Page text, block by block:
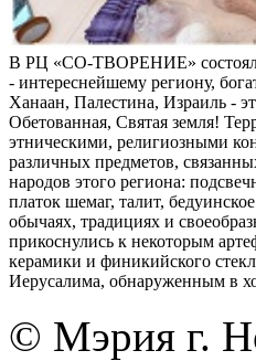
В РЦ «СО-ТВОРЕНИЕ»
- интереснейшему региону,
Ханаан, Палестина, Израиль -
Обетованная, Святая земля!
этническими, религиозными
различных предметов,
народов этого региона:
платок шемаг, талит,
обычаях, традициях и
прикоснулись к некоторым
керамики и финикийского
Иерусалима, обнаруженным в
© Мэрия г.